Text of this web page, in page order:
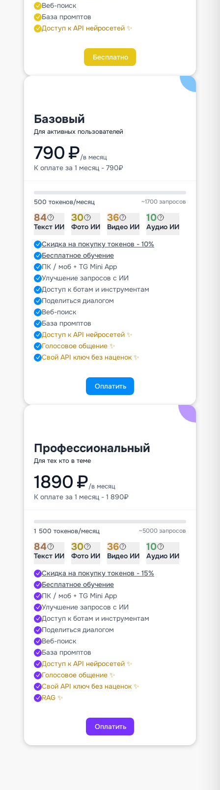
Веб-поиск
База промптов
Доступ к API нейросетей ✨
Бесплатно
Базовый
Для активных пользователей
790 ₽/в месяц
К оплате за 1 месяц - 790₽
500 токенов/месяц ~1700 запросов
84
Текст ИИ
30
Фото ИИ
36
Видео ИИ
10
Аудио ИИ
Скидка на покупку токенов - 10%
Бесплатное обучение
ПК / моб + TG Mini App
Улучшение запросов с ИИ
Доступ к ботам и инструментам
Поделиться диалогом
Веб-поиск
База промптов
Доступ к API нейросетей ✨
Голосовое общение ✨
Свой API ключ без наценок ✨
Оплатить
Профессиональный
Для тех кто в теме
1890 ₽/в месяц
К оплате за 1 месяц - 1 890₽
1 500 токенов/месяц ~5000 запросов
84
Текст ИИ
30
Фото ИИ
36
Видео ИИ
10
Аудио ИИ
Скидка на покупку токенов - 15%
Бесплатное обучение
ПК / моб + TG Mini App
Улучшение запросов с ИИ
Доступ к ботам и инструментам
Поделиться диалогом
Веб-поиск
База промптов
Доступ к API нейросетей ✨
Голосовое общение ✨
Свой API ключ без наценок ✨
RAG ✨
Оплатить